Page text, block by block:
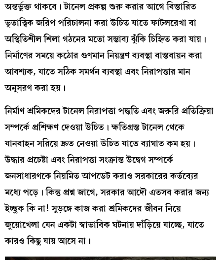
অন্তর্ভুক্ত থাকবে। টানেল প্রকল্প শুরু করার আগে বিস্তারিত
ভূতাত্ত্বিক জরিপ পরিচালনা করা উচিত যাতে ফাটলরেখা বা
অস্থিতিশীল শিলা গঠনের মতো সম্ভাব্য ঝুঁকি চিহ্নিত করা যায়।
নির্মাণের সময়ে কঠোর গুণমান নিয়ন্ত্রণ ব্যবস্থা বাস্তবায়ন করা
আবশ্যক, যাতে সঠিক সমর্থন ব্যবস্থা এবং নিরাপত্তার মান
অনুসরণ করা হয়।
নির্মাণ শ্রমিকদের টানেল নিরাপত্তা পদ্ধতি এবং জরুরি প্রতিক্রিয়া
সম্পর্কে প্রশিক্ষণ দেওয়া উচিত। ক্ষতিগ্রস্ত টানেল থেকে
যানবাহন সরিয়ে দ্রুত নেওয়া উচিত যাতে ব্যাঘাত কম হয়।
উদ্ধার প্রচেষ্টা এবং নিরাপত্তা সংক্রান্ত উদ্বেগ সম্পর্কে
জনসাধারণকে নিয়মিত আপডেট করাও সরকারের কর্তব্যের
মধ্যে পড়ে। কিন্তু প্রশ্ন জাগে, সরকার আদৌ এতসব করার জন্য
ইচ্ছুক কি না! সুড়ঙ্গে কাজ করা শ্রমিকদের জীবন নিয়ে
জুয়োখেলা যেন একটা স্বাভাবিক ঘটনায় দাঁড়িয়ে যাচ্ছে, যাতে
কারও কিছু যায় আসে না।